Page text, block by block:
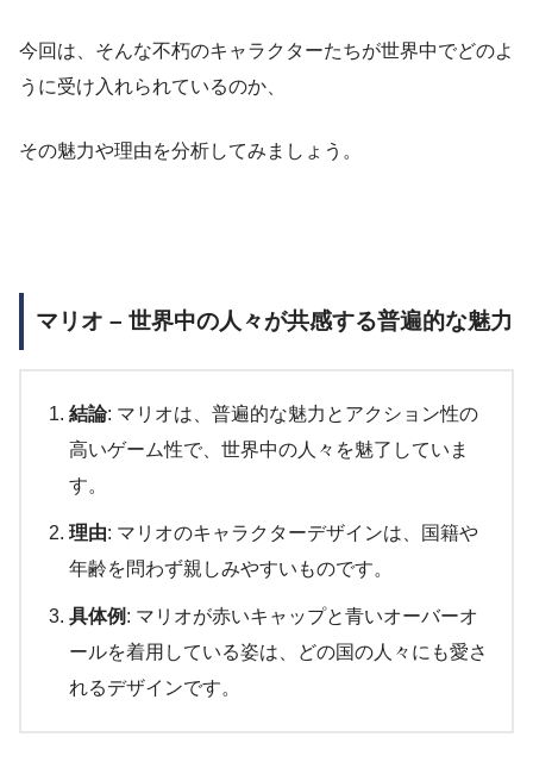
今回は、そんな不朽のキャラクターたちが世界中でどのよ
うに受け入れられているのか、
その魅力や理由を分析してみましょう。
マリオ – 世界中の人々が共感する普遍的な魅力
結論: マリオは、普遍的な魅力とアクション性の
高いゲーム性で、世界中の人々を魅了していま
す。
理由: マリオのキャラクターデザインは、国籍や
年齢を問わず親しみやすいものです。
具体例 : マリオが赤いキャップと青いオーバーオ
ールを着用している姿は、どの国の人々にも愛さ
れるデザインです。